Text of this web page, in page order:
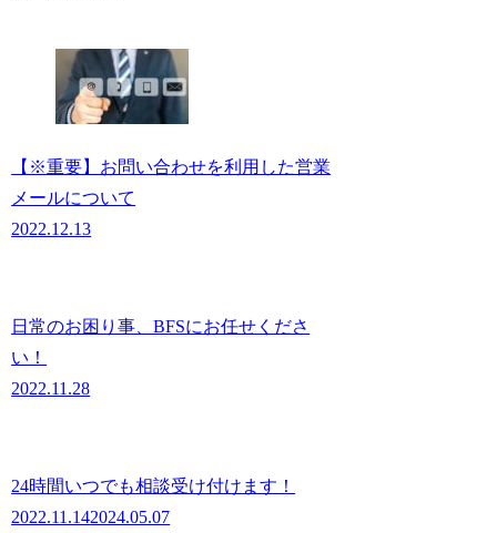
【※重要】お問い合わせを利用した営業
メールについて
2022.12.13
日常のお困り事、BFSにお任せくださ
い！
2022.11.28
24時間いつでも相談受け付けます！
2022.11.142024.05.07